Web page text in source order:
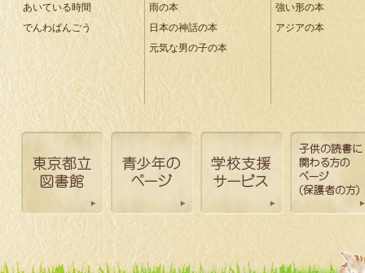
あいている時間
でんわばんごう
雨の本
日本の神話の本
元気な男の子の本
強い形の本
アジアの本